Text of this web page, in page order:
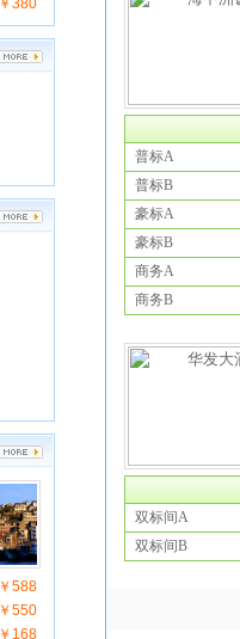
￥380
￥588
￥550
￥168
普标A
普标B
豪标A
豪标B
商务A
商务B
双标间A
双标间B